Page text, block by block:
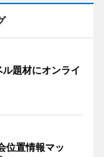
題材にオンライ
位置情報マッ